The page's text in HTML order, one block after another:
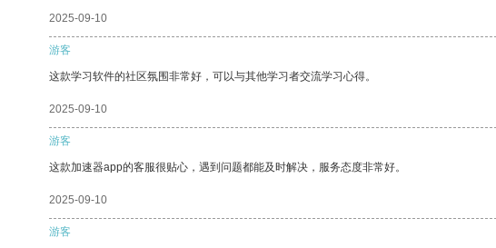
2025-09-10
游客
这款学习软件的社区氛围非常好，可以与其他学习者交流学习心得。
2025-09-10
游客
这款加速器app的客服很贴心，遇到问题都能及时解决，服务态度非常好。
2025-09-10
游客